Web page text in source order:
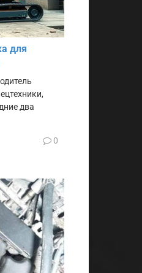
для
два
0